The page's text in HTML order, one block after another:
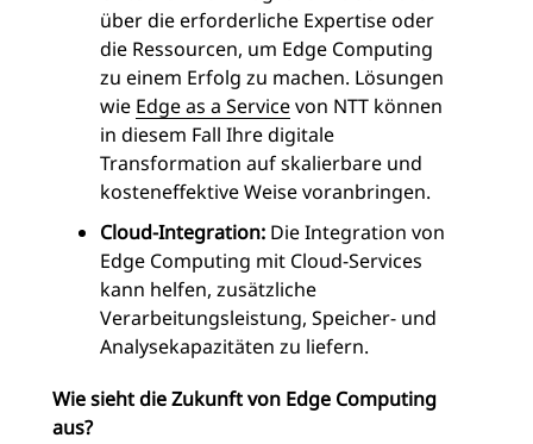
über die erforderliche Expertise oder
die Ressourcen, um Edge Computing
zu einem Erfolg zu machen. Lösungen
wie Edge as a Servicevon NTT können
in diesem Fall Ihre digitale
Transformation auf skalierbare und
kosteneffektive Weise voranbringen.
Cloud-Integration: Die Integration von
Edge Computing mit Cloud-Services
kann helfen, zusätzliche
Verarbeitungsleistung, Speicher- und
Analysekapazitäten zu liefern.
Wie sieht die Zukunft von Edge Computing
aus?